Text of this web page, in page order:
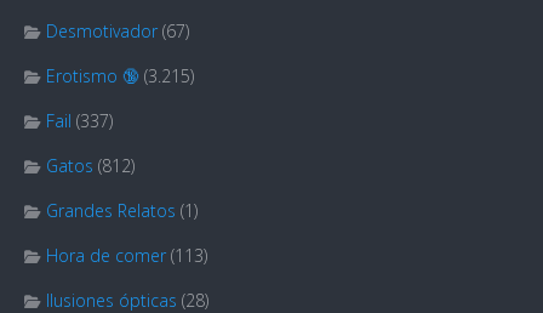
Desmotivador (67)
Erotismo 🔞 (3.215)
Fail (337)
Gatos (812)
Grandes Relatos (1)
Hora de comer (113)
Ilusiones ópticas (28)